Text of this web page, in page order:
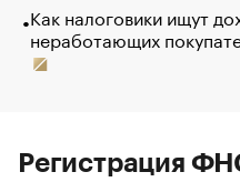
Как налоговики ищут
неработающих
Регистрация